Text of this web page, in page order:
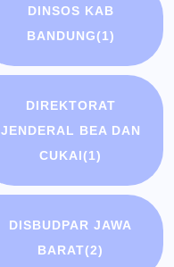
DINSOS KAB
BANDUNG(1)
DIREKTORAT
JENDERAL BEA DAN
CUKAI(1)
DISBUDPAR JAWA
BARAT(2)